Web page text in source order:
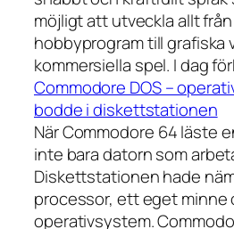
möjligt att utveckla allt
hobbyprogram till grafiska
kommersiella spel. I dag
Commodore DOS –
bodde i diskettstationen
När Commodore 64 läste
inte bara datorn som
Diskettstationen hade
processor, ett eget
operativsystem.